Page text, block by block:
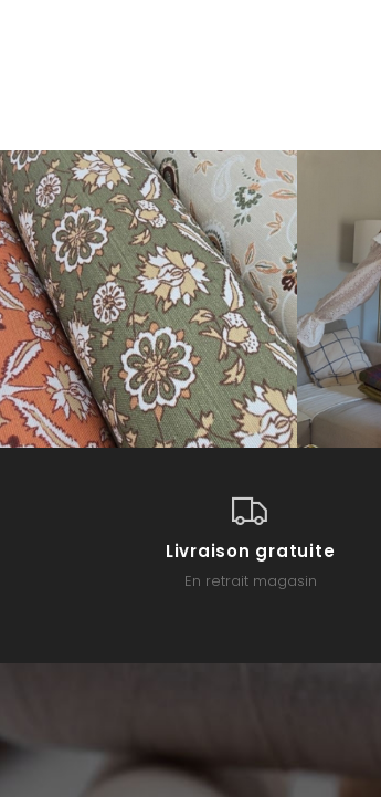
Livraison gratuite
En retrait magasin